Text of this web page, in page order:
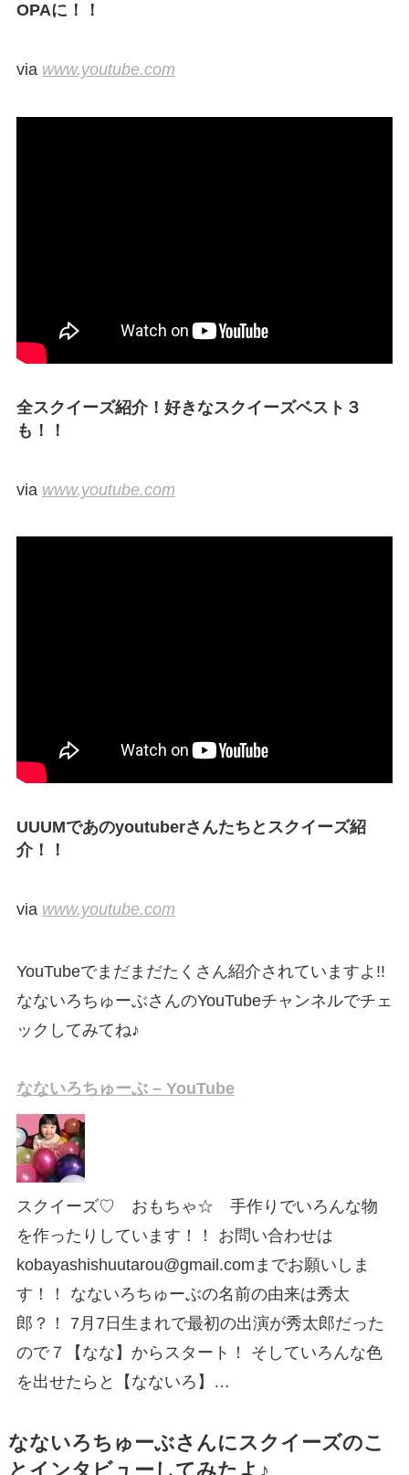
OPAに！！
via www.youtube.com
全スクイーズ紹介！好きなスクイーズベスト３
も！！
via www.youtube.com
UUUMであのyoutuberさんたちとスクイーズ紹
介！！
via www.youtube.com
YouTubeでまだまだたくさん紹介されていますよ!!
なないろちゅーぶさんのYouTubeチャンネルでチェ
ックしてみてね♪
なないろちゅーぶ – YouTube
スクイーズ♡ おもちゃ☆ 手作りでいろんな物
を作ったりしています！！ お問い合わせは
kobayashishuutarou@gmail.comまでお願いしま
す！！ なないろちゅーぶの名前の由来は秀太
郎？！ 7月7日生まれで最初の出演が秀太郎だった
ので７【なな】からスタート！ そしていろんな色
を出せたらと【なないろ】…
なないろちゅーぶさんにスクイーズのこ
とインタビューしてみたよ♪